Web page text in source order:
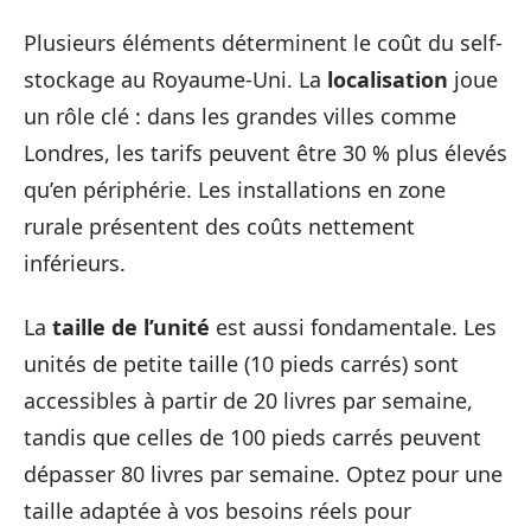
Plusieurs éléments déterminent le coût du self-
stockage au Royaume-Uni. La localisation joue
un rôle clé : dans les grandes villes comme
Londres, les tarifs peuvent être 30 % plus élevés
qu’en périphérie. Les installations en zone
rurale présentent des coûts nettement
inférieurs.
La taille de l’unité est aussi fondamentale. Les
unités de petite taille (10 pieds carrés) sont
accessibles à partir de 20 livres par semaine,
tandis que celles de 100 pieds carrés peuvent
dépasser 80 livres par semaine. Optez pour une
taille adaptée à vos besoins réels pour